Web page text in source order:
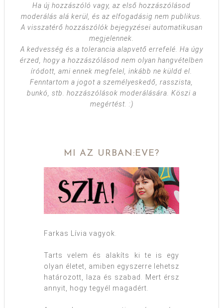
Ha új hozzászóló vagy, az első hozzászólásod
moderálás alá kerül, és az elfogadásig nem publikus.
A visszatérő hozzászólók bejegyzései automatikusan
megjelennek.
A kedvesség és a tolerancia alapvető errefelé. Ha úgy
érzed, hogy a hozzászólásod nem olyan hangvételben
íródott, ami ennek megfelel, inkább ne küldd el.
Fenntartom a jogot a személyeskedő, rasszista,
bunkó, stb. hozzászólások moderálására. Köszi a
megértést. :)
MI AZ URBAN:EVE?
Farkas Lívia vagyok.
Tarts velem és alakíts ki te is egy
olyan életet, amiben egyszerre lehetsz
határozott, laza és szabad. Mert érsz
annyit, hogy tegyél magadért.